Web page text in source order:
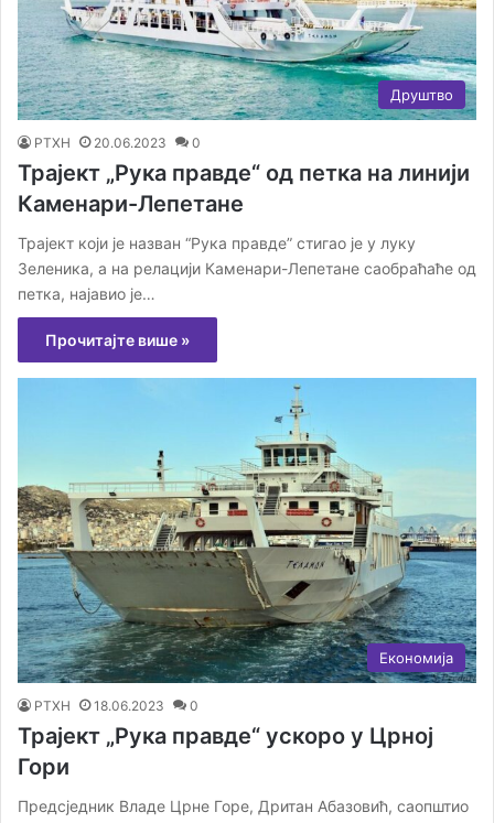
Друштво
РТХН 20.06.2023 0
Трајект „Рука правде“ од петка на линији
Каменари-Лепетане
Трајект који је назван “Рука правде” стигао је у луку
Зеленика, а на релацији Каменари-Лепетане саобраћаће од
петка, најавио је…
Прочитајте више »
Економија
РТХН 18.06.2023 0
Трајект „Рука правде“ ускоро у Црној
Гори
Предсједник Владе Црне Горе, Дритан Абазовић, саопштио